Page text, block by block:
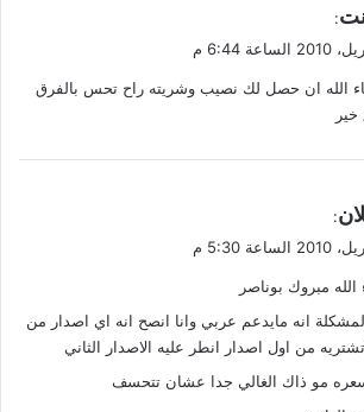
:
الله ان حصل لك نصيب وشريته راح تحس بالفرق
:
الله مبروك بوناصر
انه مايدعم عربي وانا انصح انه اي اصدار من
من اول اصدار انطر عليه الاصدار الثاني
مو ذاك الغالي جدا عشان تتحسف